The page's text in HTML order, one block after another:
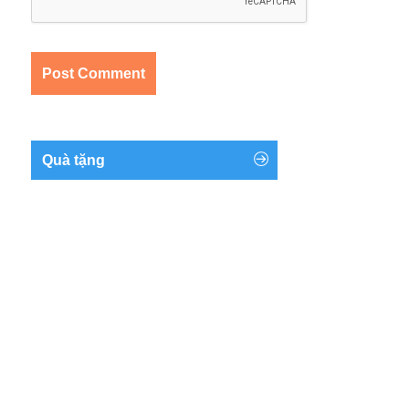
Quà tặng